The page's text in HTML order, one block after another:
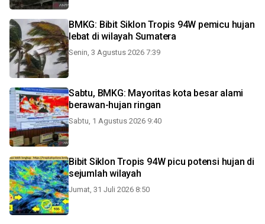
BMKG: Bibit Siklon Tropis 94W pemicu hujan
lebat di wilayah Sumatera
Senin, 3 Agustus 2026 7:39
Sabtu, BMKG: Mayoritas kota besar alami
berawan-hujan ringan
Sabtu, 1 Agustus 2026 9:40
Bibit Siklon Tropis 94W picu potensi hujan di
sejumlah wilayah
Jumat, 31 Juli 2026 8:50